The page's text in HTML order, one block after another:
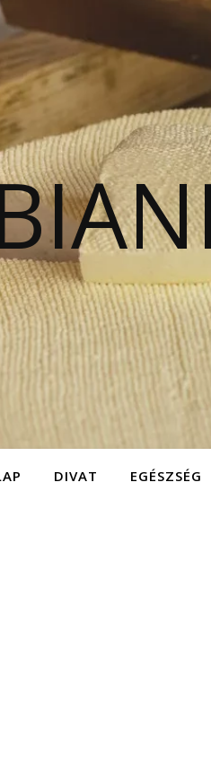
DIVAT EGÉSZSÉG